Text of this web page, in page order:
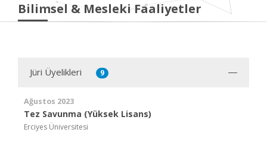
Bilimsel & Mesleki Faaliyetler
Jüri Üyelikleri 9
Ağustos 2023
Tez Savunma (Yüksek Lisans)
Erciyes Üniversitesi